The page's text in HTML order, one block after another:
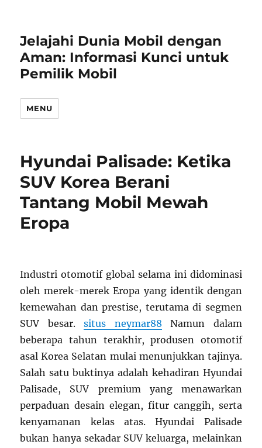
Jelajahi Dunia Mobil dengan
Aman: Informasi Kunci untuk
Pemilik Mobil
MENU
Hyundai Palisade: Ketika
SUV Korea Berani
Tantang Mobil Mewah
Eropa
Industri otomotif global selama ini didominasi
oleh merek-merek Eropa yang identik dengan
kemewahan dan prestise, terutama di segmen
SUV besar.situs neymar88 Namun dalam
beberapa tahun terakhir, produsen otomotif
asal Korea Selatan mulai menunjukkan tajinya.
Salah satu buktinya adalah kehadiran Hyundai
Palisade, SUV premium yang menawarkan
perpaduan desain elegan, fitur canggih, serta
kenyamanan kelas atas. Hyundai Palisade
bukan hanya sekadar SUV keluarga, melainkan